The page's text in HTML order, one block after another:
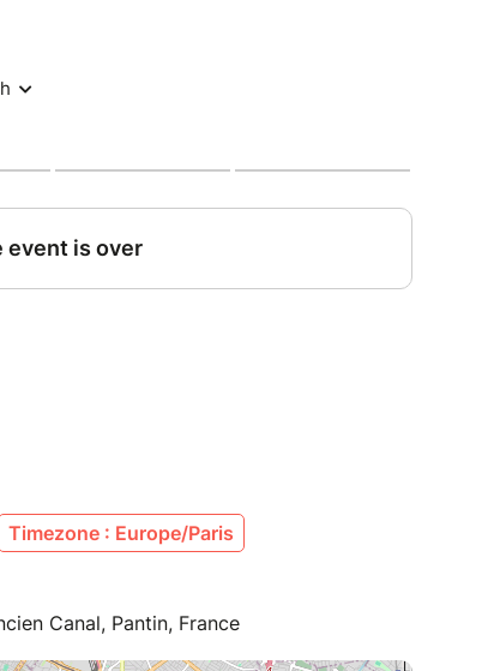
Timezone : Europe/Paris
Canal, Pantin, France